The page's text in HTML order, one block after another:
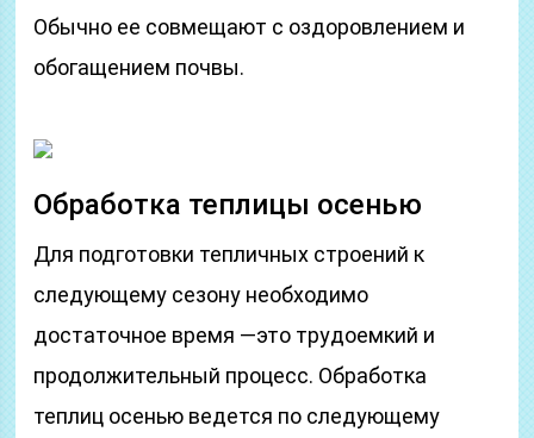
Обычно ее совмещают с оздоровлением и
обогащением почвы.
Обработка теплицы осенью
Для подготовки тепличных строений к
следующему сезону необходимо
достаточное время —это трудоемкий и
продолжительный процесс. Обработка
теплиц осенью ведется по следующему